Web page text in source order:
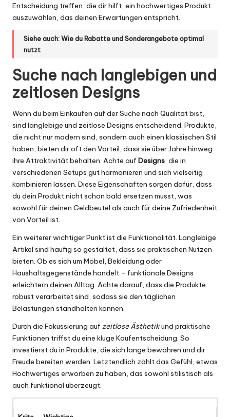
Entscheidung treffen, die dir hilft, ein hochwertiges Produkt
auszuwählen, das deinen Erwartungen entspricht.
Siehe auch:Wie du Rabatte und Sonderangebote optimal
nutzt
Suche nach langlebigen und
zeitlosen Designs
Wenn du beim Einkaufen auf der Suche nach Qualität bist,
sind langlebige und zeitlose Designs entscheidend. Produkte,
die nicht nur modern sind, sondern auch einen klassischen Stil
haben, bieten dir oft den Vorteil, dass sie über Jahre hinweg
ihre Attraktivität behalten. Achte auf Designs, die in
verschiedenen Setups gut harmonieren und sich vielseitig
kombinieren lassen. Diese Eigenschaften sorgen dafür, dass
du dein Produkt nicht schon bald ersetzen musst, was
sowohl für deinen Geldbeutel als auch für deine Zufriedenheit
von Vorteil ist.
Ein weiterer wichtiger Punkt ist die Funktionalität. Langlebige
Artikel sind häufig so gestaltet, dass sie praktischen Nutzen
bieten. Ob es sich um Möbel, Bekleidung oder
Haushaltsgegenstände handelt – funktionale Designs
erleichtern deinen Alltag. Achte darauf, dass die Produkte
robust verarbeitet sind, sodass sie den täglichen
Belastungen standhalten können.
Durch die Fokussierung auf zeitlose Ästhetikund praktische
Funktionen triffst du eine kluge Kaufentscheidung. So
investierst du in Produkte, die sich lange bewähren und dir
Freude bereiten werden. Letztendlich zählt das Gefühl, etwas
Hochwertiges erworben zu haben, das sowohl stilistisch als
auch funktional überzeugt.